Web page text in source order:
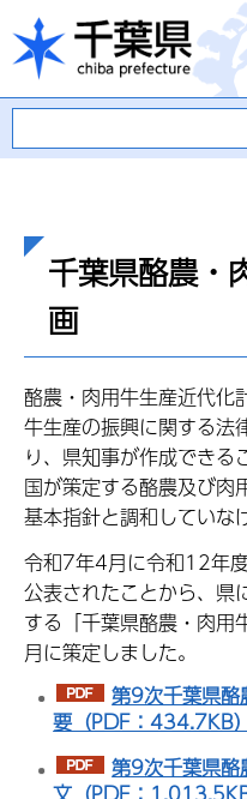
千葉県
千葉県酪農・
画
酪農・肉用牛生産近代化
牛生産の振興に関する
り、県知事が作成できる
国が策定する酪農及び肉
基本指針と調和していな
令和7年4月に令和12年
公表されたことから、県
する「千葉県酪農・肉
月に策定しました。
第9次千葉県
要（PDF：434.7KB）
第9次千葉県